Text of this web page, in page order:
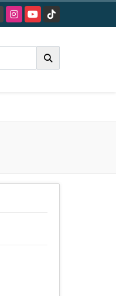
InstagramYouTubeTikTok